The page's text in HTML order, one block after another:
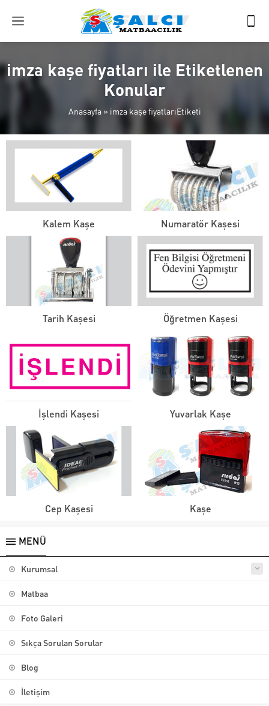
imza kaşe fiyatları ile Etiketlenen
Konular
Anasayfa» imza kaşe fiyatlarıEtiketi
Kalem Kaşe Numaratör Kaşesi
Tarih Kaşesi Öğretmen Kaşesi
İşlendi Kaşesi Yuvarlak Kaşe
Cep Kaşesi Kaşe
MENÜ
Kurumsal
Matbaa
Foto Galeri
Sıkça Sorulan Sorular
Blog
İletişim